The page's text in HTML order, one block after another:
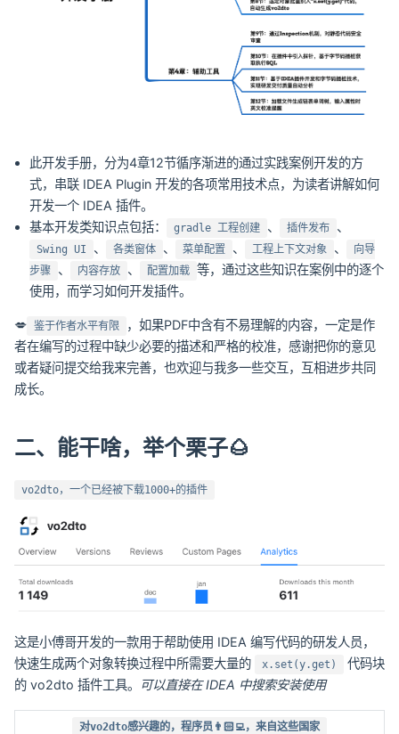
此开发手册，分为4章12节循序渐进的通过实践案例开发的方
式，串联 IDEA Plugin 开发的各项常用技术点，为读者讲解如何
开发一个 IDEA 插件。
基本开发类知识点包括：
gradle 工程创建 、 插件发布 、
Swing UI 、 各类窗体 、 菜单配置 、 工程上下文对象 、
向导
步骤
、 内容存放 、 配置加载 等，通过这些知识在案例中的逐个
使用，而学习如何开发插件。
💋 鉴于作者水平有限
，如果PDF中含有不易理解的内容，一定是作
者在编写的过程中缺少必要的描述和严格的校准，感谢把你的意见
或者疑问提交给我来完善，也欢迎与我多一些交互，互相进步共同
成长。
二、能干啥，举个栗子🌰
vo2dto，一个已经被下载1000+的插件
这是小傅哥开发的一款用于帮助使用 IDEA 编写代码的研发人员，
快速生成两个对象转换过程中所需要大量的
x.set(y.get)
代码块
的 vo2dto 插件工具。
可以直接在 IDEA 中搜索安装使用
对vo2dto感兴趣的，程序员👨🏻‍💻‍，来自这些国家